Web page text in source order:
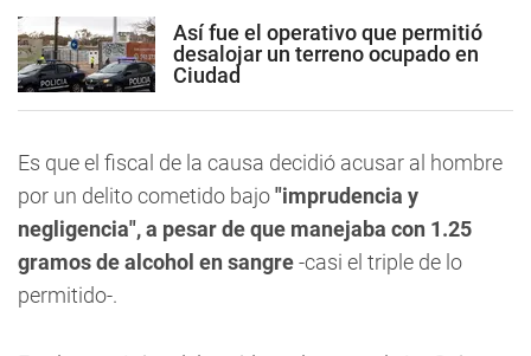
Así fue el operativo que permitió
desalojar un terreno ocupado en
Ciudad
Es que el fiscal de la causa decidió acusar al hombre
por un delito cometido bajo"imprudencia y
negligencia", a pesar de que manejaba con 1.25
gramos de alcohol en sangre-casi el triple de lo
permitido-.